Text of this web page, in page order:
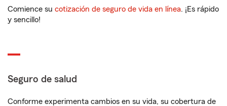
Comience su cotización de seguro de vida en línea. ¡Es rápido
y sencillo!
Seguro de salud
Conforme experimenta cambios en su vida, su cobertura de